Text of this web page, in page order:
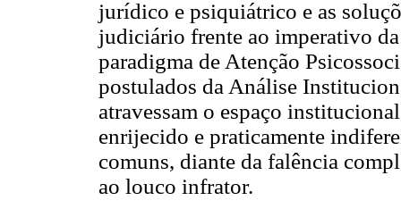
jurídico e psiquiátrico e as
judiciário frente ao imperativo
paradigma de Atenção
postulados da Análise
atravessam o espaço
enrijecido e praticamente
comuns, diante da falência
ao louco infrator.